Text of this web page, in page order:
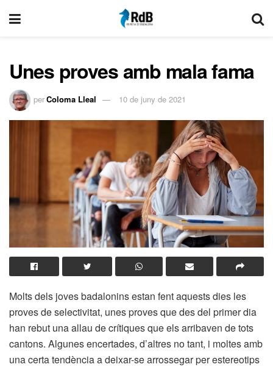
Unes proves amb mala fama
perColoma Lleal 10 de juny de 2021
Molts dels joves badalonins estan fent aquests dies les
proves de selectivitat, unes proves que des del primer dia
han rebut una allau de crítiques que els arribaven de tots
cantons. Algunes encertades, d’altres no tant, i moltes amb
una certa tendència a deixar-se arrossegar per estereotips